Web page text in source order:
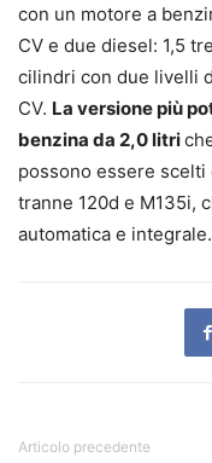
con un motore a
CV e due diesel: 1,5
cilindri con due livelli
CV. La versione più
benzina da 2,0 litri
possono essere scelti
tranne 120d e M135i,
automatica e
Articolo precedente